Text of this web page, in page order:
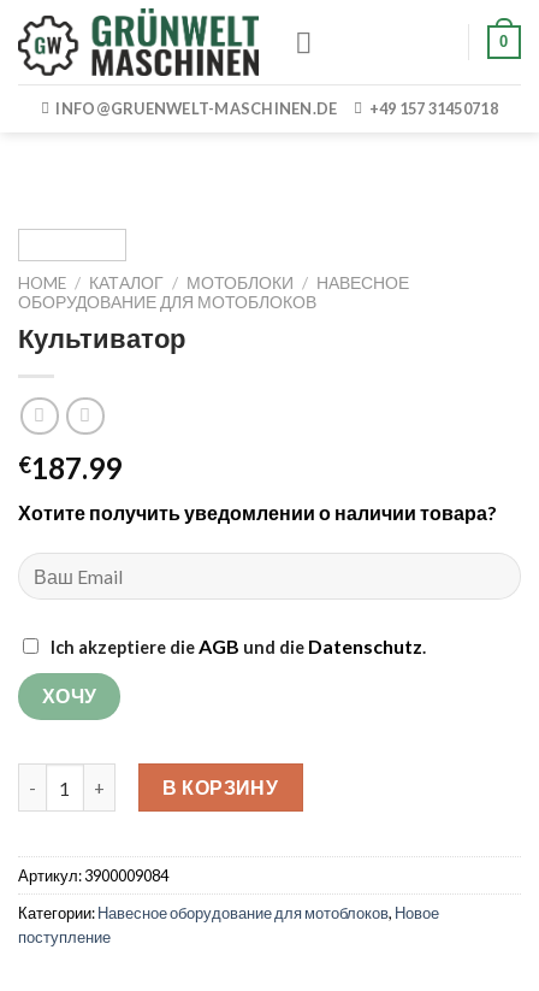
content
0
INFO@GRUENWELT-MASCHINEN.DE +49 157 31450718
HOME / КАТАЛОГ / МОТОБЛОКИ / НАВЕСНОЕ
ОБОРУДОВАНИЕ ДЛЯ МОТОБЛОКОВ
Культиватор
€187.99
Хотите получить уведомлении о наличии товара?
Ich akzeptiere die AGB und die Datenschutz.
Количество товара Культиватор
В КОРЗИНУ
Артикул:3900009084
Категории:Навесное оборудование для мотоблоков, Новое
поступление